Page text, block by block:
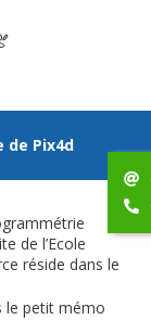
de Pix4d
de l’Ecole
réside dans le
le petit mémo